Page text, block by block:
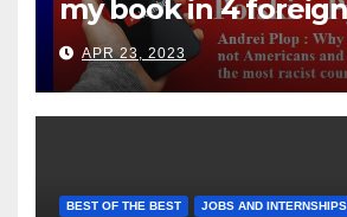
my book in 4
languages
APR 23, 2023
BEST OF THE BEST JOBS AND INTERNSHIPS